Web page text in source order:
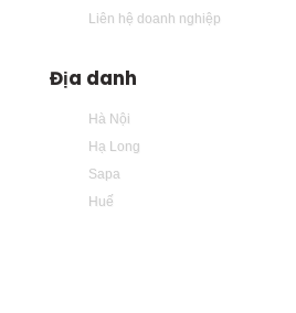
Liên hệ doanh nghiệp
Địa danh
Hà Nội
Hạ Long
Sapa
Huế